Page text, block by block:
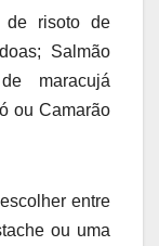
de risoto de
Salmão
maracujá
ou Camarão
entre
ou uma